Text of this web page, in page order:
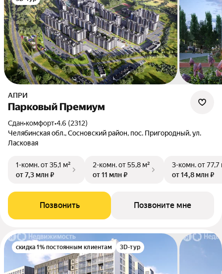
АПРИ
Парковый Премиум
Сдан•комфорт•4.6 (2312)
Челябинская обл., Сосновский район, пос. Пригородный, ул.
Ласковая
1-комн.от 35,1 м²
от 7,3 млн ₽
2-комн.от 55,8 м²
от 11 млн ₽
3-комн.от 77,7
от 14,8 млн ₽
Позвонить Позвоните мне
скидка 1% постоянным клиентам 3D-тур